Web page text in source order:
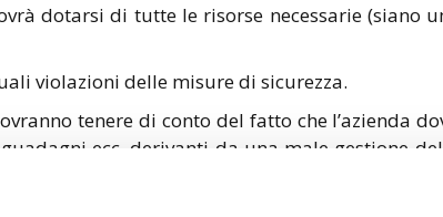
dotarsi di tutte le risorse necessarie (siano
violazioni delle misure di sicurezza.
tenere di conto del fatto che l’azienda
ecc. derivanti da una male gestione
delle misure di sicurezza che possano
di accountability.